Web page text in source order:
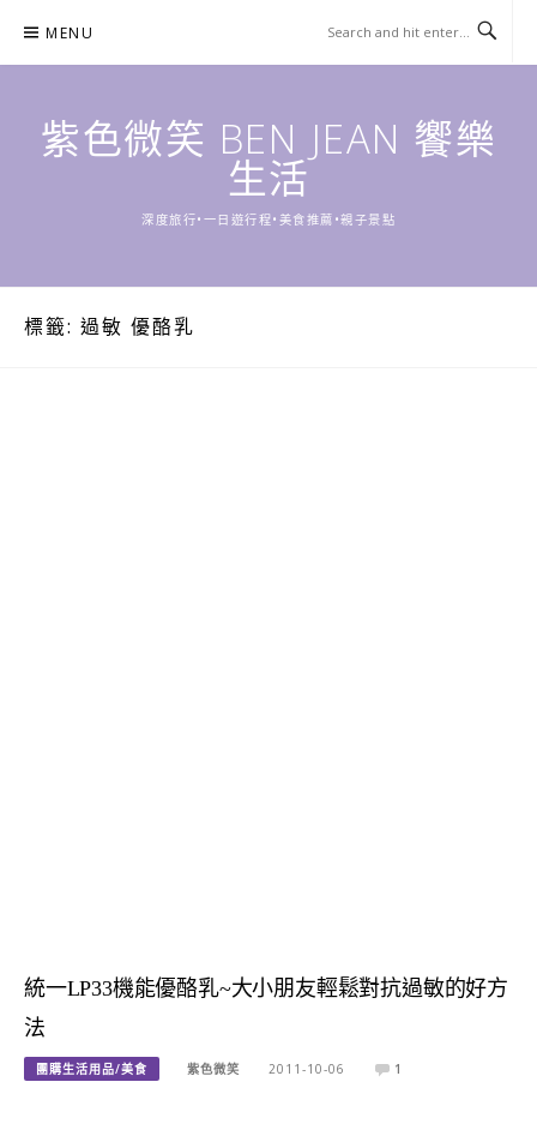
content
MENU
紫色微笑 BEN JEAN 饗樂
生活
深度旅行•一日遊行程•美食推薦•親子景點
標籤: 過敏 優酪乳
統一LP33機能優酪乳~大小朋友輕鬆對抗過敏的好方
法
團購生活用品/美食 紫色微笑 2011-10-06 1